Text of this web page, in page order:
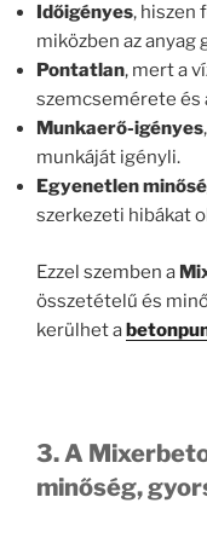
Időigényes, hiszen
miközben az anyag
Pontatlan, mert a
szemcsemérete és
Munkaerő-igényes
munkáját igényli.
Egyenetlen
szerkezeti hibákat
Ezzel szemben a
összetételű és
kerülhet a
3. A
minőség,